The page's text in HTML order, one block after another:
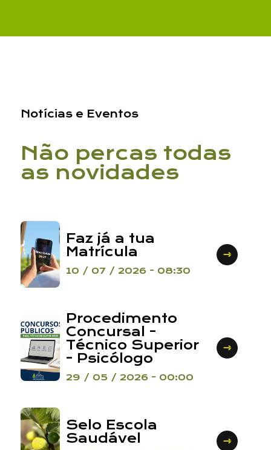
Contacto
Notícias e Eventos
Não percas todas
as novidades
Faz já a tua
Matrícula
10 / 07 / 2026 - 08:30
Procedimento
Concursal -
Técnico Superior
- Psicólogo
29 / 05 / 2026 - 00:00
Selo Escola
Saudável